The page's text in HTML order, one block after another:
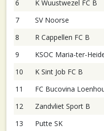
6 K Wuustwezel FC B
7
SV Noorse
8
R Cappellen FC B
9
KSOC Maria-ter-
10
K Sint Job FC B
11
FC Bucovina
12
Zandvliet Sport B
13
Putte SK